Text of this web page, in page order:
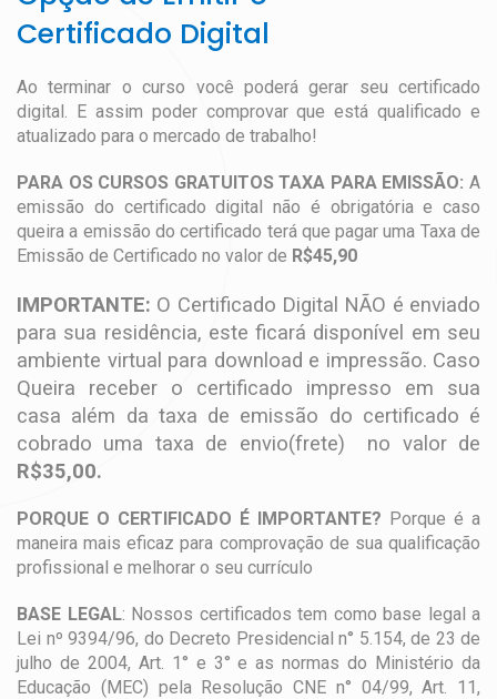
Certificado Digital
Ao terminar o curso você poderá gerar seu certificado
digital. E assim poder comprovar que está qualificado e
atualizado para o mercado de trabalho!
PARA OS CURSOS GRATUITOS TAXA PARA EMISSÃO: A
emissão do certificado digital não é obrigatória e caso
queira a emissão do certificado terá que pagar uma Taxa de
Emissão de Certificado no valor de R$45,90
IMPORTANTE: O Certificado Digital NÃO é enviado
para sua residência, este ficará disponível em seu
ambiente virtual para download e impressão. Caso
Queira receber o certificado impresso em sua
casa além da taxa de emissão do certificado é
cobrado uma taxa de envio(frete) no valor de
R$35,00.
PORQUE O CERTIFICADO É IMPORTANTE? Porque é a
maneira mais eficaz para comprovação de sua qualificação
profissional e melhorar o seu currículo
BASE LEGAL: Nossos certificados tem como base legal a
Lei nº 9394/96, do Decreto Presidencial n° 5.154, de 23 de
julho de 2004, Art. 1° e 3° e as normas do Ministério da
Educação (MEC) pela Resolução CNE n° 04/99, Art. 11,